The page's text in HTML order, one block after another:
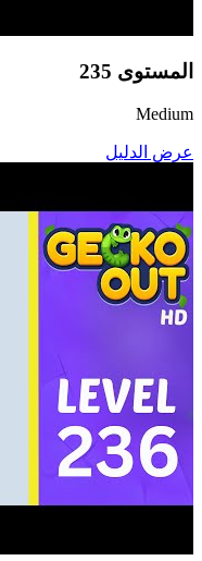
المستوى 235
Medium
عرض الدليل